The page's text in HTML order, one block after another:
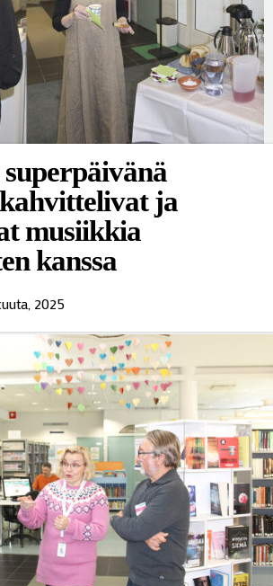
ja
musiikkia
kanssa
2025